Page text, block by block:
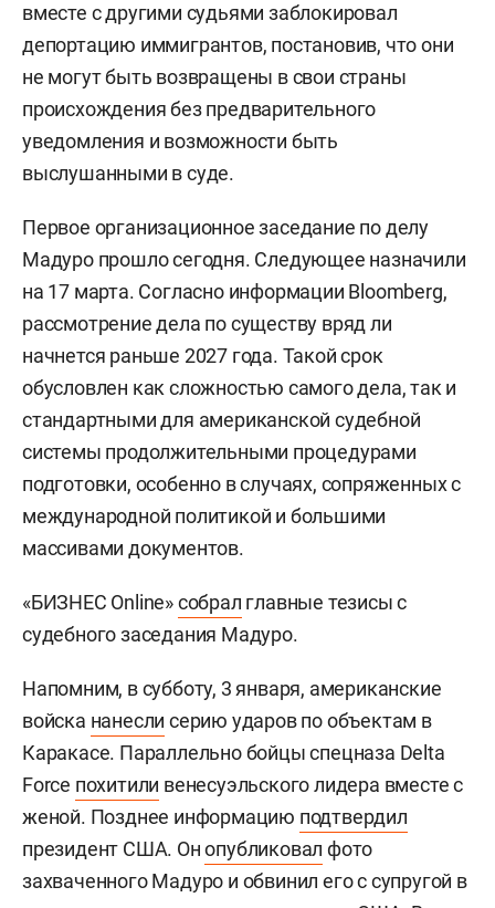
вместе с другими судьями заблокировал
депортацию иммигрантов, постановив, что они
не могут быть возвращены в свои страны
происхождения без предварительного
уведомления и возможности быть
выслушанными в суде.
Первое организационное заседание по делу
Мадуро прошло сегодня. Следующее назначили
на 17 марта. Согласно информации Bloomberg,
рассмотрение дела по существу вряд ли
начнется раньше 2027 года. Такой срок
обусловлен как сложностью самого дела, так и
стандартными для американской судебной
системы продолжительными процедурами
подготовки, особенно в случаях, сопряженных с
международной политикой и большими
массивами документов.
«БИЗНЕС Online»собрал главные тезисы с
судебного заседания Мадуро.
Напомним, в субботу, 3 января, американские
войска нанесли серию ударов по объектам в
Каракасе. Параллельно бойцы спецназа Delta
Force похитили венесуэльского лидера вместе с
женой. Позднее информацию подтвердил
президент США. Онопубликовал фото
захваченного Мадуро и обвинил его с супругой в